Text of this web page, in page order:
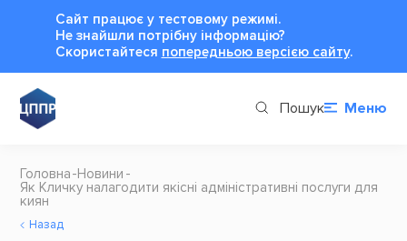
Сайт працює у тестовому режимі.
Не знайшли потрібну інформацію?
Cкористайтеся попередньою версією сайту.
Пошук Меню
Головна Новини
Як Кличку налагодити якісні адміністративні послуги для
киян
Назад